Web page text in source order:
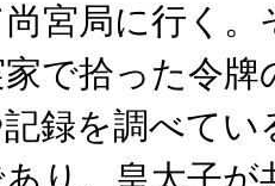
尚宮局に行く。
で拾った令牌
録を調べてい